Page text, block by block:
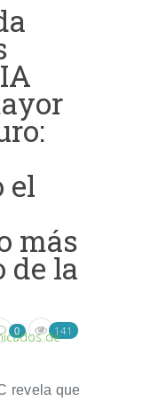
el
más
de la
de
0 141
revela que